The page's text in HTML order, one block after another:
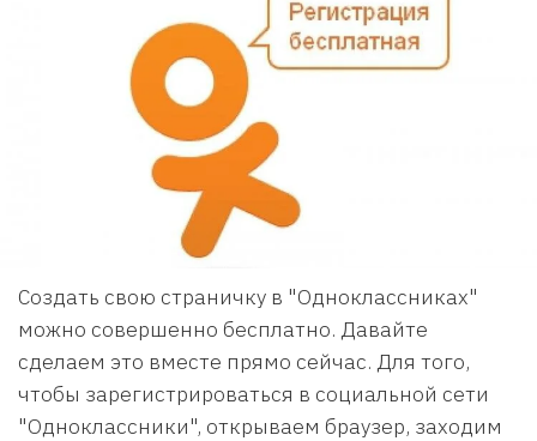
Создать свою страничку в "Одноклассниках"
можно совершенно бесплатно. Давайте
сделаем это вместе прямо сейчас. Для того,
чтобы зарегистрироваться в социальной сети
"Одноклассники", открываем браузер, заходим